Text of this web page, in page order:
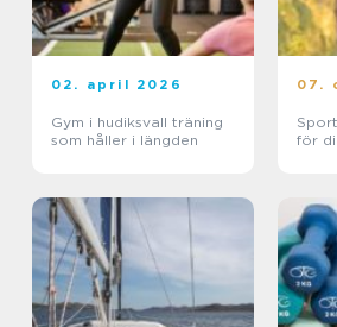
02. april 2026
Gym i hudiksvall träning
som håller i längden
07.
för